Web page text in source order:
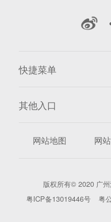
快捷菜单
其他入口
网站地图 网
版权所有© 2020 广
粤ICP备13019446号
粤